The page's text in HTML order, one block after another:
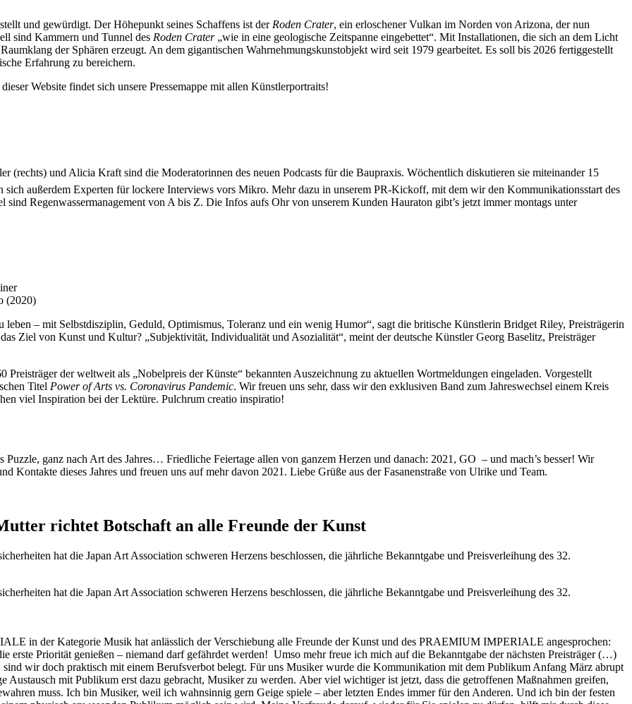
und gewürdigt. Der Höhepunkt seines Schaffens ist der Roden Crater, ein erloschener Vulkan im Norden von Arizona, der nun
sind Kammern und Tunnel des Roden Crater„wie in eine geologische Zeitspanne eingebettet“. Mit Installationen, die sich an dem Licht
der Sphären erzeugt. An dem gigantischen Wahrnehmungskunstobjekt wird seit 1979 gearbeitet. Es soll bis 2026 fertiggestellt
Erfahrung zu bereichern.
Website findet sich unsere Pressemappe mit allen Künstlerportraits!
und Alicia Kraft sind die Moderatorinnen des neuen Podcasts für die Baupraxis. Wöchentlich diskutieren sie miteinander 15
sich außerdem Experten für lockere Interviews vors Mikro. Mehr dazu in unserem PR-Kickoff, mit dem wir den Kommunikationsstart des
sind Regenwassermanagement von A bis Z. Die Infos aufs Ohr von unserem Kunden Hauraton gibt’s jetzt immer montags unter
(2020)
– mit Selbstdisziplin, Geduld, Optimismus, Toleranz und ein wenig Humor“, sagt die britische Künstlerin Bridget Riley, Preisträgerin
Ziel von Kunst und Kultur? „Subjektivität, Individualität und Asozialität“, meint der deutsche Künstler Georg Baselitz, Preisträger
Preisträger der weltweit als „Nobelpreis der Künste“ bekannten Auszeichnung zu aktuellen Wortmeldungen eingeladen. Vorgestellt
Titel Power of Arts vs. Coronavirus Pandemic. Wir freuen uns sehr, dass wir den exklusiven Band zum Jahreswechsel einem Kreis
viel Inspiration bei der Lektüre. Pulchrum creatio inspiratio!
ganz nach Art des Jahres… Friedliche Feiertage allen von ganzem Herzen und danach: 2021, GO – und mach’s besser! Wir
Kontakte dieses Jahres und freuen uns auf mehr davon 2021. Liebe Grüße aus der Fasanenstraße von Ulrike und Team.
richtet Botschaft an alle Freunde der Kunst
hat die Japan Art Association schweren Herzens beschlossen, die jährliche Bekanntgabe und Preisverleihung des 32.
hat die Japan Art Association schweren Herzens beschlossen, die jährliche Bekanntgabe und Preisverleihung des 32.
in der Kategorie Musik hat anlässlich der Verschiebung alle Freunde der Kunst und des PRAEMIUM IMPERIALE angesprochen:
erste Priorität genießen – niemand darf gefährdet werden! Umso mehr freue ich mich auf die Bekanntgabe der nächsten Preisträger (…)
wir doch praktisch mit einem Berufsverbot belegt. Für uns Musiker wurde die Kommunikation mit dem Publikum Anfang März abrupt
Austausch mit Publikum erst dazu gebracht, Musiker zu werden. Aber viel wichtiger ist jetzt, dass die getroffenen Maßnahmen greifen,
muss. Ich bin Musiker, weil ich wahnsinnig gern Geige spiele – aber letzten Endes immer für den Anderen. Und ich bin der festen